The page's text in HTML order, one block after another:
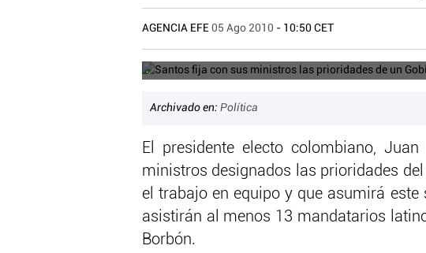
AGENCIA EFE 05 Ago 2010 - 10:50 CET
.
Archivado en: Política
El presidente electo colombiano,
ministros designados las prioridades
el trabajo en equipo y que asumirá
asistirán al menos 13 mandatarios
Borbón.